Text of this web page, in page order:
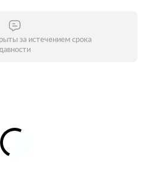
за истечением срока